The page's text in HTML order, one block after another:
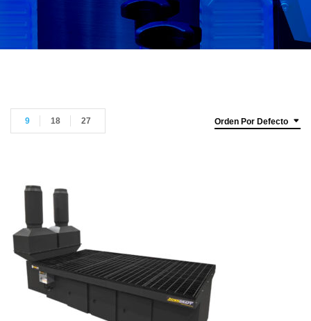
Orden Por Defecto
9 18 27